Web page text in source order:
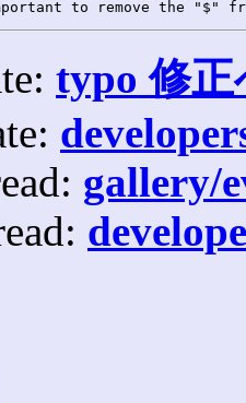
typo 修
gallery/